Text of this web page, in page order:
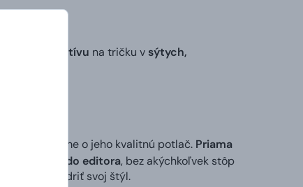
motívu na tričku vsýtych,
sa postaráme o jeho kvalitnú potlač. Priama
vložíte do editora, bez akýchkoľvek stôp
alebo vyjadriť svoj štýl.